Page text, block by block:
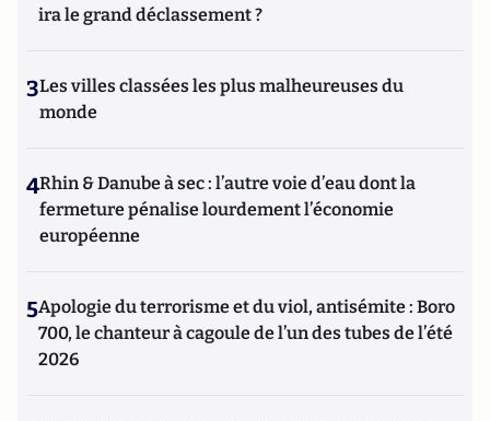
ira le grand déclassement ?
3Les villes classées les plus malheureuses du
monde
4Rhin & Danube à sec : l’autre voie d’eau dont la
fermeture pénalise lourdement l’économie
européenne
5Apologie du terrorisme et du viol, antisémite : Boro
700, le chanteur à cagoule de l’un des tubes de l’été
2026